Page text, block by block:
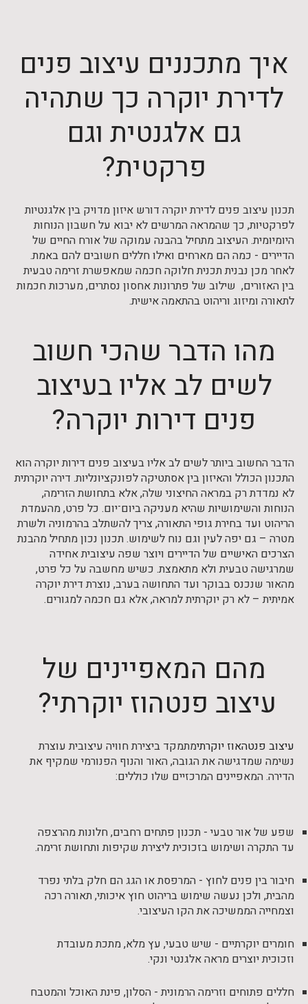
איך מתכננים עיצוב פנים
לדירת יוקרה כך שתהיה
גם אלגנטית וגם
פרקטית?
תכנון עיצוב פנים לדירת יוקרה דורש איזון מדויק בין אלגנטיות
לפרקטיות, כך שהמראה המרשים לא יבוא על חשבון הנוחות
היומיומית. העיצוב מתחיל בהבנה עמוקה של אורח החיים של
הדיירים - כמה הם מארחים ואילו חללים חשובים להם באמת.
לאחר מכן נבנית תכנית חלוקה חכמה שמאפשרת זרימה טבעית
בין האזורים, שילוב של פתרונות אחסון נסתרים, מערכות חכמות
לתאורה ומיזוג וריהוט בהתאמה אישית.
מהו הדבר שהכי חשוב
לשים לב אליו בעיצוב
פנים דירות יוקרה?
הדבר החשוב ביותר לשים לב אליו בעיצוב פנים דירות יוקרה הוא
התכנון הכולל והאיזון בין אסתטיקה לפונקציונליות. דירה יוקרתית
לא נמדדת רק במראה החיצוני שלה, אלא בתחושת הזרימה,
הנוחות והשימושיות שהיא מעניקה ביום־יום. כל פרט, מהעמדת
הריהוט ועד בחירת גופי התאורה, צריך להשתלב בהרמוניה ולשרת
מטרה – גם יפה לעין וגם נוח לשימוש. תכנון נכון מתחיל מהבנת
הצרכים האישיים של הדיירים ויוצר שפה עיצובית אחידה
שמרגישה טבעית ולא מתאמצת. כשיש מחשבה על כל פרט,
מהאור שנכנס בבוקר ועד התחושה בערב, נוצרת דירת יוקרה
אמיתית – לא רק יוקרתית למראה, אלא גם חכמה למגורים.
מהם המאפיינים של
עיצוב פנטהוז יוקרתי?
עיצוב פנטהאוז יוקרתימתמקד ביצירת חוויה עיצובית עוצרת
נשימה שמדגישה את הגובה, האור והנוף הפנורמי שמקיף את
הדירה. המאפיינים המרכזיים שלו כוללים:
שפע של אור טבעי - תכנון פתחים רחבים, חלונות מהרצפה
עד התקרה ושימוש בזכוכית ליצירת שקיפות ותחושת זרימה.
חיבור בין פנים לחוץ - המרפסת או הגג הם חלק בלתי נפרד
מהבית, ולכן נעשה שימוש בריהוט חוץ איכותי, תאורה רכה
וצמחייה הממשיכה את הקו העיצובי.
חומרים יוקרתיים - שיש טבעי, עץ מלא, מתכת מעובדת
וזכוכית יוצרים מראה אלגנטי ונקי.
חללים פתוחים וזרימה הרמונית - הסלון, פינת האוכל והמטבח